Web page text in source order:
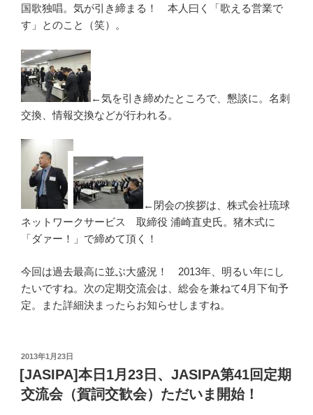
国歌独唱。気が引き締まる！ 本人曰く「歌える営業で
す」とのこと（笑）。
←気を引き締めたところで、懇談に。名刺
交換、情報交換などが行われる。
←閉会の挨拶は、株式会社琉球
ネットワークサービス 取締役 浦崎直史氏。猪木式に
「ダァー！」で締めて頂く！
今回は過去最高に並ぶ大盛況！ 2013年、明るい年にし
たいですね。次の定期交流会は、総会を兼ねて4月下旬予
定。また詳細決まったらお知らせしますね。
投
稿
日:
2013年1月23日
[JASIPA]本日1月23日、JASIPA第41回定期
交流会（賀詞交歓会）ただいま開始！